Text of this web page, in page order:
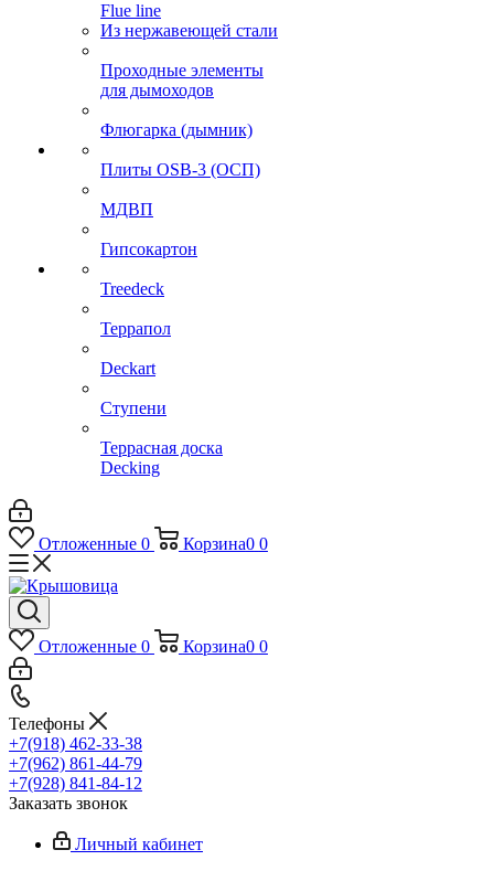
Flue line
Из нержавеющей стали
Проходные элементы
для дымоходов
Флюгарка (дымник)
Плиты OSB-3 (ОСП)
МДВП
Гипсокартон
Treedeck
Террапол
Deckart
Ступени
Террасная доска
Decking
Отложенные 0 Корзина0 0
Отложенные 0 Корзина0 0
Телефоны
+7(918) 462-33-38
+7(962) 861-44-79
+7(928) 841-84-12
Заказать звонок
Личный кабинет